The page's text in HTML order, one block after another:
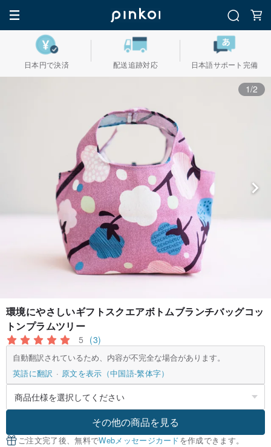
日本円で決済 配送追跡対応 日本語サポート完備
1/2
環境にやさしいギフトスクエアボトムブランチバッグコッ
トンプラムツリー
5 (3)
自動翻訳されているため、内容が不完全な場合があります。
英語に翻訳
原文を表示（中国語-繁体字）
その他の商品を見る
ご注文完了後、無料でWebメッセージカードを作成できます。